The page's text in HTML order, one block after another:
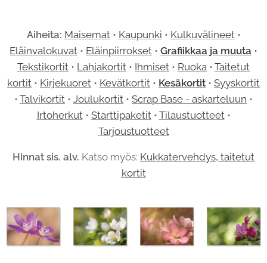
Aiheita: Maisemat• Kaupunki • Kulkuvälineet•
Eläinvalokuvat • Eläinpiirrokset • Grafiikkaa ja muuta •
Tekstikortit • Lahjakortit • Ihmiset • Ruoka • Taitetut
kortit • Kirjekuoret • Kevätkortit • Kesäkortit • Syyskortit
• Talvikortit • Joulukortit • Scrap Base - askarteluun •
Irtoherkut• Starttipaketit• Tilaustuotteet•
Tarjoustuotteet
Hinnat sis. alv. Katso myös: Kukkatervehdys, taitetut
kortit